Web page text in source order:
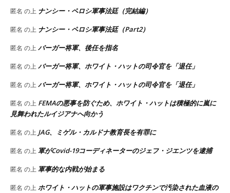
匿名 の上 ナンシー・ペロシ軍事法廷（完結編）
匿名 の上 ナンシー・ペロシ軍事法廷（Part2）
匿名 の上バーガー将軍、後任を指名
匿名 の上バーガー将軍、ホワイト・ハットの司令官を「退任」
匿名 の上バーガー将軍、ホワイト・ハットの司令官を「退任」
匿名 の上 FEMAの悪事を防ぐため、ホワイト・ハットは積極的に嵐に
見舞われたルイジアナへ向かう
匿名 の上 JAG、ミゲル・カルドナ教育長を有罪に
匿名 の上軍がCovid-19コーディネーターのジェフ・ジエンツを逮捕
匿名 の上軍事的な内戦が始まる
匿名 の上ホワイト・ハットの軍事施設はワクチンで汚染された血液の